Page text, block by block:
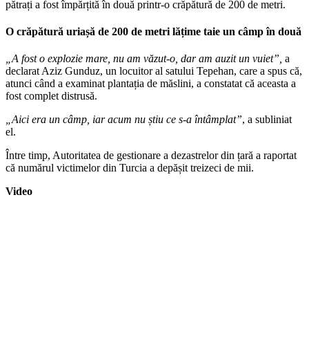
pătrați a fost împărțită în două printr-o crăpătură de 200 de metri.
O crăpătură uriașă de 200 de metri lățime taie un câmp în două
„A fost o explozie mare, nu am văzut-o, dar am auzit un vuiet”, a
declarat Aziz Gunduz, un locuitor al satului Tepehan, care a spus că,
atunci când a examinat plantația de măslini, a constatat că aceasta a
fost complet distrusă.
„Aici era un câmp, iar acum nu știu ce s-a întâmplat”, a subliniat
el.
Între timp, Autoritatea de gestionare a dezastrelor din țară a raportat
că numărul victimelor din Turcia a depășit treizeci de mii.
Video